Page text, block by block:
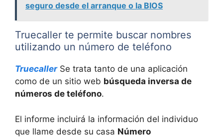
seguro desde el arranque o la BIOS
Truecaller te permite buscar nombres
utilizando un número de teléfono
TruecallerSe trata tanto de una aplicación
como de un sitio web búsqueda inversa de
números de teléfono.
El informe incluirá la información del individuo
que llame desde su casa Número